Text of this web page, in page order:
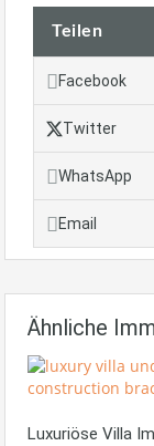
Teilen
Facebook
Twitter
WhatsApp
Email
Ähnliche
Luxuriöse Villa